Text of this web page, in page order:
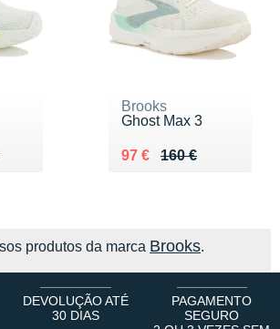
€
Brooks
Ghost Max 3
160 €
Au lieu de 160 €
97 €
Vendu 97 €
produtos da marca Brooks.
DEVOLUÇÃO ATÉ
30 DIAS
PAGAMENTO
SEGURO